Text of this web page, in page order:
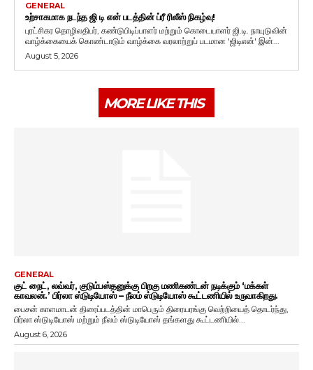
GENERAL
உற்சாகமாக நடந்த ஜி டி என் படத்தின் ப்ரீ ரிலீஸ் நிகழ்வு!
புரட்சிகர தொழிலதிபர், கண்டுபிடிப்பாளர் மற்றும் கொடையாளர் ஜி.டி. நாயுடுவின்
வாழ்க்கையைக் கொண்டாடும் வாழ்க்கை வரலாற்றுப் படமான 'ஜிடிஎன்' இன்...
August 5, 2026
MORE LIKE THIS
GENERAL
குட் நைட், லவ்வர், குடும்பஸ்தனுக்கு பிறகு மணிகண்டன் நடிக்கும் ‘மக்கள்
காவலன்.’ பிர்லா ஸ்டுடியோஸ் – நீலம் ஸ்டுடியோஸ் கூட்டணியில் உருவாகிறது.
பைசன் காளமாடன் திரைப்படத்தின் மாபெரும் திரையரங்கு வெற்றியைத் தொடர்ந்து,
பிர்லா ஸ்டுடியோஸ் மற்றும் நீலம் ஸ்டுடியோஸ் தங்களது கூட்டணியில்...
August 6, 2026